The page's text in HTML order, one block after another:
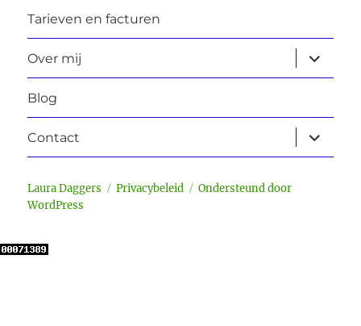
Tarieven en facturen
Over mij
Blog
Contact
Laura Daggers Privacybeleid
Ondersteund door
WordPress